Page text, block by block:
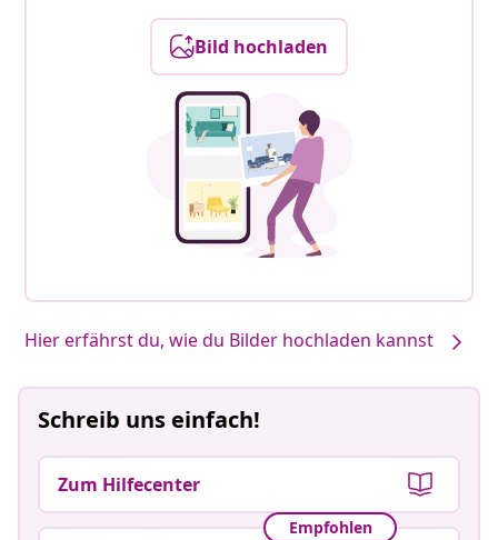
Bild hochladen
Hier erfährst du, wie du Bilder hochladen kannst
Schreib uns einfach!
Zum Hilfecenter
Empfohlen